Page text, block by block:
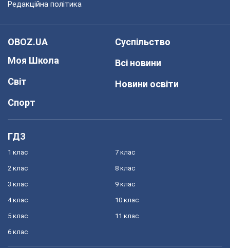
Редакційна політика
OBOZ.UA
Моя Школа
Світ
Спорт
Суспільство
Всі новини
Новини освіти
ГДЗ
1 клас
2 клас
3 клас
4 клас
5 клас
6 клас
7 клас
8 клас
9 клас
10 клас
11 клас